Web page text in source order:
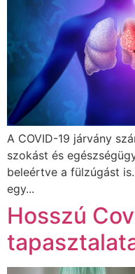
A COVID-19 járvány
szokást és
beleértve a fülzúgást
egy...
Hosszú